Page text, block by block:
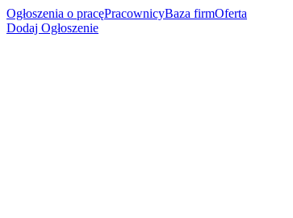
Ogłoszenia o pracęPracownicyBaza firmOferta
Dodaj Ogłoszenie